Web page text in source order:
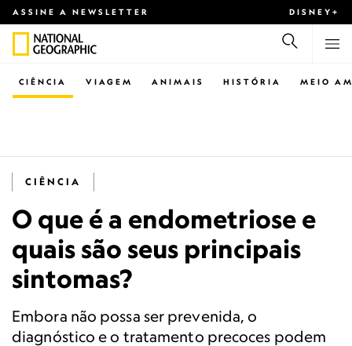
ASSINE A NEWSLETTER DISNEY+
CIÊNCIA VIAGEM ANIMAIS HISTÓRIA MEIO
CIÊNCIA
O que é a endometriose e
quais são seus principais
sintomas?
Embora não possa ser prevenida, o
diagnóstico e o tratamento precoces podem